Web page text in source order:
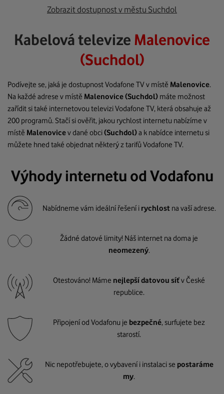
Zobrazit dostupnost v městu Suchdol
Kabelová televize Malenovice
(Suchdol)
Podívejte se, jaká je dostupnost Vodafone TV v místě Malenovice.
Na každé adrese v místě Malenovice(Suchdol) máte možnost
zařídit si také internetovou televizi Vodafone TV, která obsahuje až
200 programů. Stačí si ověřit, jakou rychlost internetu nabízíme v
místě Malenovicev dané obci(Suchdol)a k nabídce internetu si
můžete hned také objednat některý z tarifů Vodafone TV.
Výhody internetu od Vodafonu
Nabídneme vám ideální řešení i rychlost na vaší adrese.
Žádné datové limity! Náš internet na doma je
neomezený.
Otestováno! Máme nejlepší datovou síťv České
republice.
Připojení od Vodafonu je bezpečné, surfujete bez
starostí.
Nic nepotřebujete, o vybavení i instalaci se postaráme
my.